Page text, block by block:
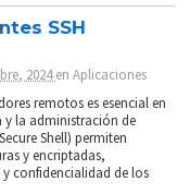
SSH
2024enAplicaciones
remotos es esencial en
la administración de
Shell) permiten
y encriptadas,
confidencialidad de los